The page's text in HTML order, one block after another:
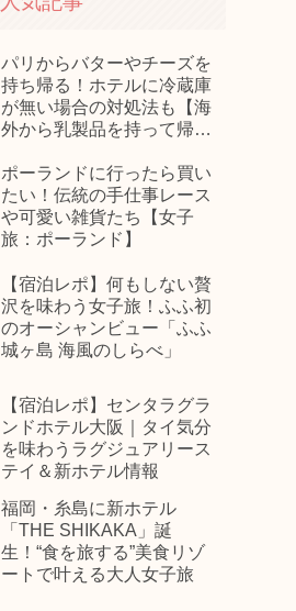
パリからバターやチーズを
持ち帰る！ホテルに冷蔵庫
が無い場合の対処法も【海
外から乳製品を持って帰っ
ポーランドに行ったら買い
たい！伝統の手仕事レース
や可愛い雑貨たち【女子
旅：ポーランド】
【宿泊レポ】何もしない贅
沢を味わう女子旅！ふふ初
のオーシャンビュー「ふふ
城ヶ島 海風のしらべ」
【宿泊レポ】センタラグラ
ンドホテル大阪｜タイ気分
を味わうラグジュアリース
テイ＆新ホテル情報
福岡・糸島に新ホテル
「THE SHIKAKA」誕
生！“食を旅する”美食リゾ
ートで叶える大人女子旅